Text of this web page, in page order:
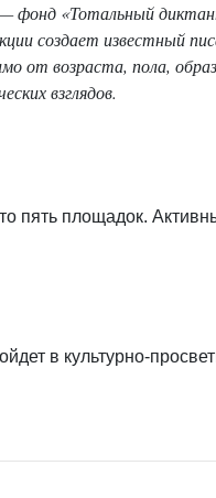
фонд «Тотальный
создает известный
от возраста, пола,
взглядов.
пять площадок.
в культурно-